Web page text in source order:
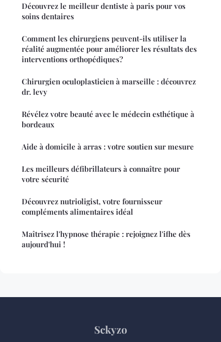
Découvrez le meilleur dentiste à paris pour vos
soins dentaires
Comment les chirurgiens peuvent-ils utiliser la
réalité augmentée pour améliorer les résultats des
interventions orthopédiques?
Chirurgien oculoplasticien à marseille : découvrez
dr. levy
Révélez votre beauté avec le médecin esthétique à
bordeaux
Aide à domicile à arras : votre soutien sur mesure
Les meilleurs défibrillateurs à connaître pour
votre sécurité
Découvrez nutrioligist, votre fournisseur
compléments alimentaires idéal
Maîtrisez l'hypnose thérapie : rejoignez l'ifhe dès
aujourd'hui !
Sckyzo